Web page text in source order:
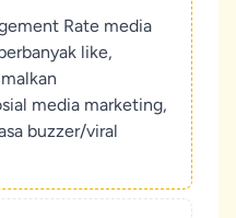
Rate media
like,
media marketing,
buzzer/viral